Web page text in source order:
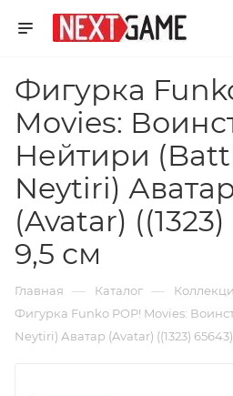
Фигурка
Movies:
Нейтири
Neytiri)
(Avatar)
9,5 см
Главная — Каталог —
Фигурка Funko POP! Movies:
Neytiri) Аватар (Avatar) ((1323)